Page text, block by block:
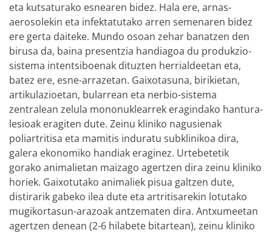
eta kutsaturako esnearen bidez. Hala ere, arnas-
aerosolekin eta infektatutako arren semenaren bidez
ere gerta daiteke. Mundo osoan zehar banatzen den
birusa da, baina presentzia handiagoa du produkzio-
sistema intentsiboenak dituzten herrialdeetan eta,
batez ere, esne-arrazetan. Gaixotasuna, birikietan,
artikulazioetan, bularrean eta nerbio-sistema
zentralean zelula mononuklearrek eragindako hantura-
lesioak eragiten dute. Zeinu kliniko nagusienak
poliartritisa eta mamitis induratu subklinikoa dira,
galera ekonomiko handiak eraginez. Urtebetetik
gorako animalietan maizago agertzen dira zeinu kliniko
horiek. Gaixotutako animaliek pisua galtzen dute,
distirarik gabeko ilea dute eta artritisarekin lotutako
mugikortasun-arazoak antzematen dira. Antxumeetan
agertzen denean (2-6 hilabete bitartean), zeinu kliniko